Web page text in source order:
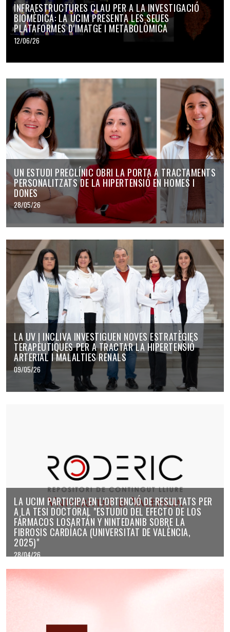
INFRAESTRUCTURES CLAU PER A LA INVESTIGACIÓ
BIOMÈDICA: LA UCIM PRESENTA LES SEUES
PLATAFORMES D'IMATGE I METABOLÒMICA
12/06/26
UN ESTUDI PRECLÍNIC OBRI LA PORTA A TRACTAMENTS
PERSONALITZATS DE LA HIPERTENSIÓ EN HOMES I
DONES
28/05/26
LA UV I INCLIVA INVESTIGUEN NOVES ESTRATÈGIES
TERAPÈUTIQUES PER A TRACTAR LA HIPERTENSIÓ
ARTERIAL I MALALTIES RENALS
09/05/26
LA UCIM PARTICIPA EN L'OBTENCIÓ DE RESULTATS PER
A LA TESI DOCTORAL "ESTUDIO DEL EFECTO DE LOS
FÁRMACOS LOSARTÁN Y NINTEDANIB SOBRE LA
FIBROSIS CARDÍACA (UNIVERSITAT DE VALÈNCIA,
2025)"
28/04/26